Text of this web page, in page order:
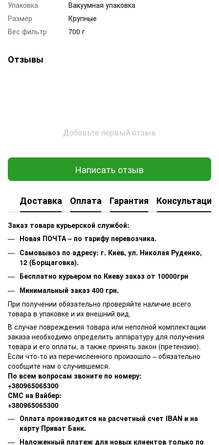
Упаковка
Вакуумная упаковка
Размер
Крупные
Вес фильтр
700 г
Отзывы
Добавьте первый отзыв
Написать отзыв
Доставка Оплата Гарантия Консультация
Заказ товара курьерской службой:
Новая ПОЧТА – по тарифу перевозчика.
Самовывоз по адресу: г. Киев, ул. Николая Руденко,
12 (Борщаговка).
Бесплатно курьером по Киеву заказ от 10000грн
Минимальный заказ 400 грн.
При получении обязательно проверяйте наличие всего
товара в упаковке и их внешний вид.
В случае повреждения товара или неполной комплектации
заказа необходимо определить аппаратуру для получения
товара и его оплаты, а также принять закон (претензию).
Если что-то из перечисленного произошло – обязательно
сообщите нам о случившемся.
По всем вопросам звоните по номеру:
+380965065300
СМС на Вайбер:
+380965065300
Оплата производится на расчетный счет IBAN и на
карту Приват Банк.
Наложенный платеж для новых клиентов только по